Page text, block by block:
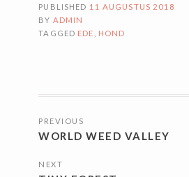
PUBLISHED 11 AUGUSTUS 2018
BY ADMIN
TAGGED EDE HOND
PREVIOUS
WORLD WEED VALLEY
NEXT